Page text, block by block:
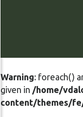
Warning: foreach()
given in /home/
content/themes/